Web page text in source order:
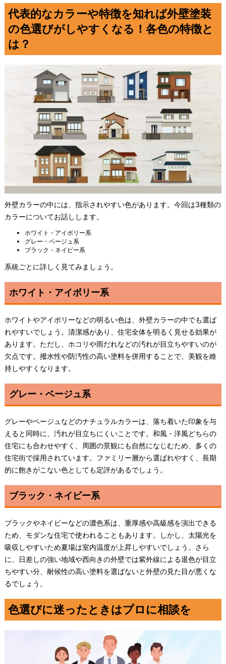
代表的なカラーや特徴を知れば外壁塗装
の色選びがしやすくなる！各色の特徴と
は？
外壁カラーの中には、指示されやすい色があります。今回は3種類の
カラーについてお話しします。
ホワイト・アイボリー系
グレー・ベージュ系
ブラック・ネイビー系
系統ごとに詳しく見てみましょう。
ホワイト・アイボリー系
ホワイトやアイボリーなどの明るい色は、外壁カラーの中でも選ば
れやすいでしょう。清潔感があり、住宅全体を明るく見せる効果が
あります。ただし、ホコリや雨だれなどの汚れが目立ちやすいのが
欠点です。撥水性や防汚性の高い塗料を併用することで、美観を維
持しやすくなります。
グレー・ベージュ系
グレーやベージュなどのナチュラルカラーは、落ち着いた印象を与
えると同時に、汚れが目立ちにくいことです。和風・洋風どちらの
住宅にも合わせやすく、周囲の景観にも自然になじむため、多くの
住宅街で採用されています。ファミリー層から選ばれやすく、長期
的に飽きがこない色としても定評があるでしょう。
ブラック・ネイビー系
ブラックやネイビーなどの濃色系は、重厚感や高級感を演出できる
ため、モダンな住宅で使われることもあります。しかし、太陽光を
吸収しやすいため夏場は室内温度が上昇しやすいでしょう。さら
に、日差しの強い地域や西向きの外壁では紫外線による退色が目立
ちやすい分、耐候性の高い塗料を選ばないと外壁の見た目が悪くな
るでしょう。
色選びに迷ったときはプロに相談を